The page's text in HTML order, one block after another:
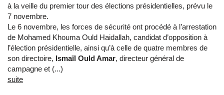
à la veille du premier tour des élections présidentielles, prévu le
7 novembre.
Le 6 novembre, les forces de sécurité ont procédé à l’arrestation
de Mohamed Khouma Ould Haidallah, candidat d’opposition à
l’élection présidentielle, ainsi qu’à celle de quatre membres de
son directoire, Ismaïl Ould Amar, directeur général de
campagne et (...)
suite